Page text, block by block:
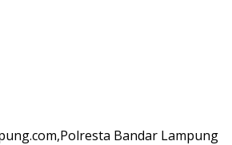
Bandar Lampung